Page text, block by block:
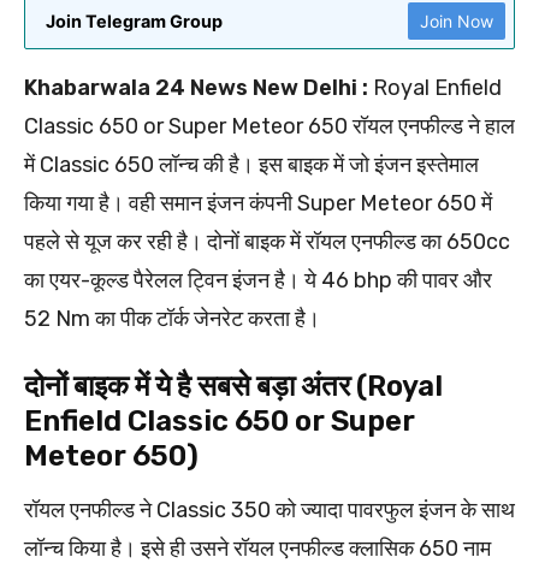
Join Telegram Group Join Now
Khabarwala 24 News New Delhi : Royal Enfield
Classic 650 or Super Meteor 650 रॉयल एनफील्ड ने हाल
में Classic 650 लॉन्च की है। इस बाइक में जो इंजन इस्तेमाल
किया गया है। वही समान इंजन कंपनी Super Meteor 650 में
पहले से यूज कर रही है। दोनों बाइक में रॉयल एनफील्ड का 650cc
का एयर-कूल्ड पैरेलल ट्विन इंजन है। ये 46 bhp की पावर और
52 Nm का पीक टॉर्क जेनरेट करता है।
दोनों बाइक में ये है सबसे बड़ा अंतर (Royal
Enfield Classic 650 or Super
Meteor 650)
रॉयल एनफील्ड ने Classic 350 को ज्यादा पावरफुल इंजन के साथ
लॉन्च किया है। इसे ही उसने रॉयल एनफील्ड क्लासिक 650 नाम